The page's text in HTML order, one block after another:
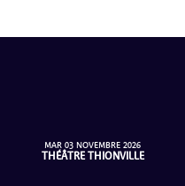
MAR 03 NOVEMBRE 2026
THÉÂTRE THIONVILLE